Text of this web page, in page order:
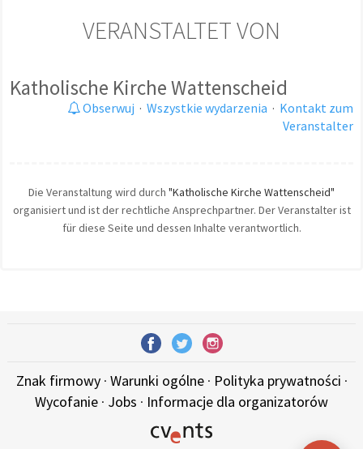
VERANSTALTET VON
Katholische Kirche Wattenscheid
Obserwuj · Wszystkie wydarzenia · Kontakt zum
Veranstalter
Die Veranstaltung wird durch "Katholische Kirche Wattenscheid"
organisiert und ist der rechtliche Ansprechpartner. Der Veranstalter ist
für diese Seite und dessen Inhalte verantwortlich.
Znak firmowy· Warunki ogólne· Polityka prywatności ·
Wycofanie · Jobs · Informacje dla organizatorów